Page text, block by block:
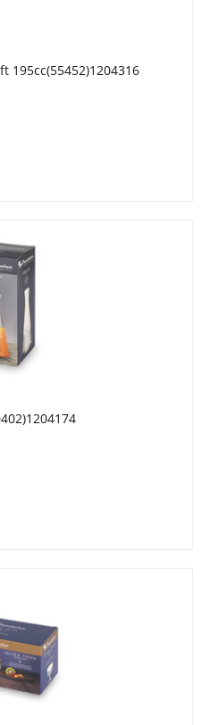
195cc(55452)1204316